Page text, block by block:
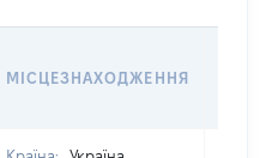
МІСЦЕЗНАХОДЖЕННЯ